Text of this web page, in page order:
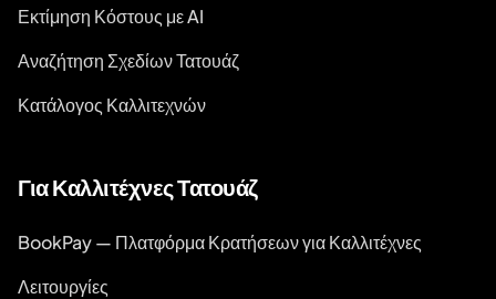
Εκτίμηση Κόστους με AI
Αναζήτηση Σχεδίων Τατουάζ
Κατάλογος Καλλιτεχνών
Για Καλλιτέχνες Τατουάζ
BookPay — Πλατφόρμα Κρατήσεων για Καλλιτέχνες
Λειτουργίες